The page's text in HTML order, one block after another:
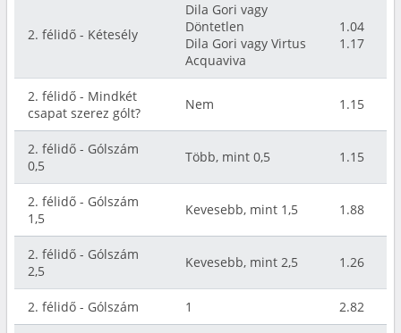
2. félidő - Kétesély
Dila Gori vagy
Döntetlen
Dila Gori vagy Virtus
Acquaviva
1.04
1.17
2. félidő - Mindkét
csapat szerez gólt?
Nem 1.15
2. félidő - Gólszám
0,5
Több, mint 0,5 1.15
2. félidő - Gólszám
1,5
Kevesebb, mint 1,5 1.88
2. félidő - Gólszám
2,5
Kevesebb, mint 2,5 1.26
2. félidő - Gólszám 1 2.82